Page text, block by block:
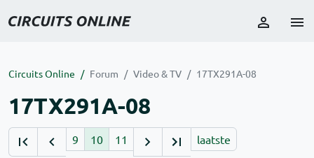
Circuits Online Forum Video & TV 17TX291A-08
17TX291A-08
9 10 11 laatste